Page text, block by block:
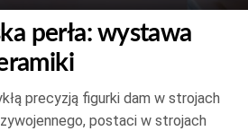
perła: wystawa
precyzją figurki dam w strojach
postaci w strojach